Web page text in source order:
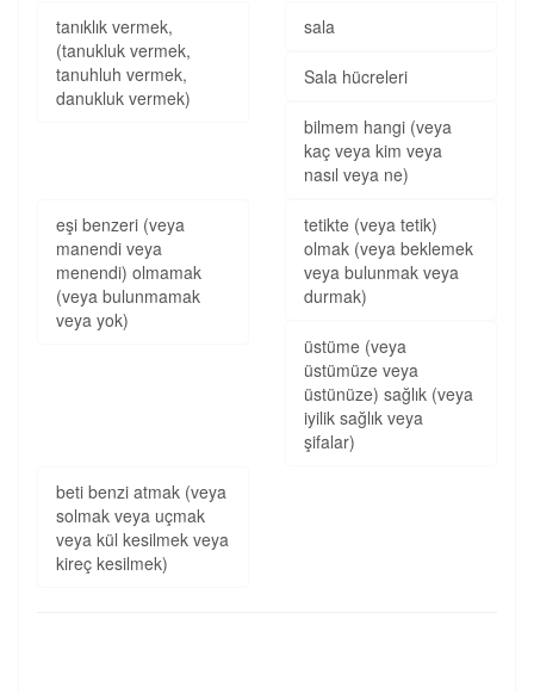
tanıklık vermek,
(tanukluk vermek,
tanuhluh vermek,
danukluk vermek)
sala
Sala hücreleri
bilmem hangi (veya
kaç veya kim veya
nasıl veya ne)
eşi benzeri (veya
manendi veya
menendi) olmamak
(veya bulunmamak
veya yok)
tetikte (veya tetik)
olmak (veya beklemek
veya bulunmak veya
durmak)
üstüme (veya
üstümüze veya
üstünüze) sağlık (veya
iyilik sağlık veya
şifalar)
beti benzi atmak (veya
solmak veya uçmak
veya kül kesilmek veya
kireç kesilmek)